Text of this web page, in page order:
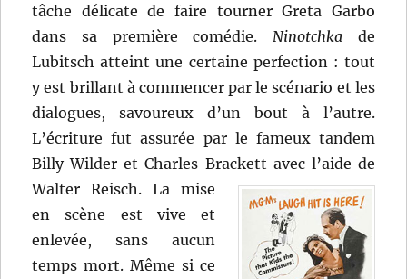
tâche délicate de faire tourner Greta Garbo
dans sa première comédie. Ninotchka de
Lubitsch atteint une certaine perfection : tout
y est brillant à commencer par le scénario et les
dialogues, savoureux d’un bout à l’autre.
L’écriture fut assurée par le fameux tandem
Billy Wilder et Charles Brackett avec l’aide de
Walter Reisch. La mise
en scène est vive et
enlevée, sans aucun
temps mort. Même si ce